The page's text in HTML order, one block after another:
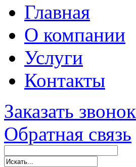
Главная
О компании
Услуги
Контакты
Заказать звонок
Обратная связь